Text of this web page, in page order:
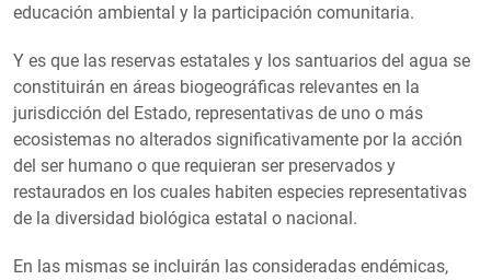
educación ambiental y la participación comunitaria.
Y es que las reservas estatales y los santuarios del agua se
constituirán en áreas biogeográficas relevantes en la
jurisdicción del Estado, representativas de uno o más
ecosistemas no alterados significativamente por la acción
del ser humano o que requieran ser preservados y
restaurados en los cuales habiten especies representativas
de la diversidad biológica estatal o nacional.
En las mismas se incluirán las consideradas endémicas,